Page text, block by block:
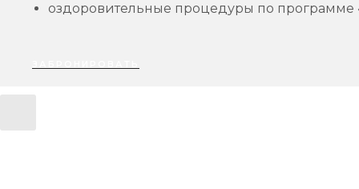
оздоровительные процедуры по программе